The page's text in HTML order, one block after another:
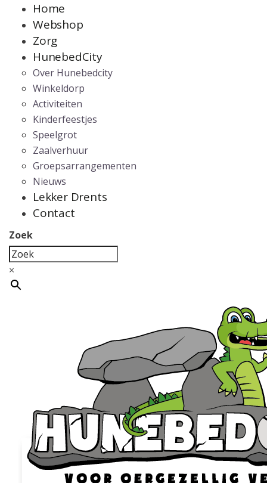
Home
Webshop
Zorg
HunebedCity
Over Hunebedcity
Winkeldorp
Activiteiten
Kinderfeestjes
Speelgrot
Zaalverhuur
Groepsarrangementen
Nieuws
Lekker Drents
Contact
Zoek
×